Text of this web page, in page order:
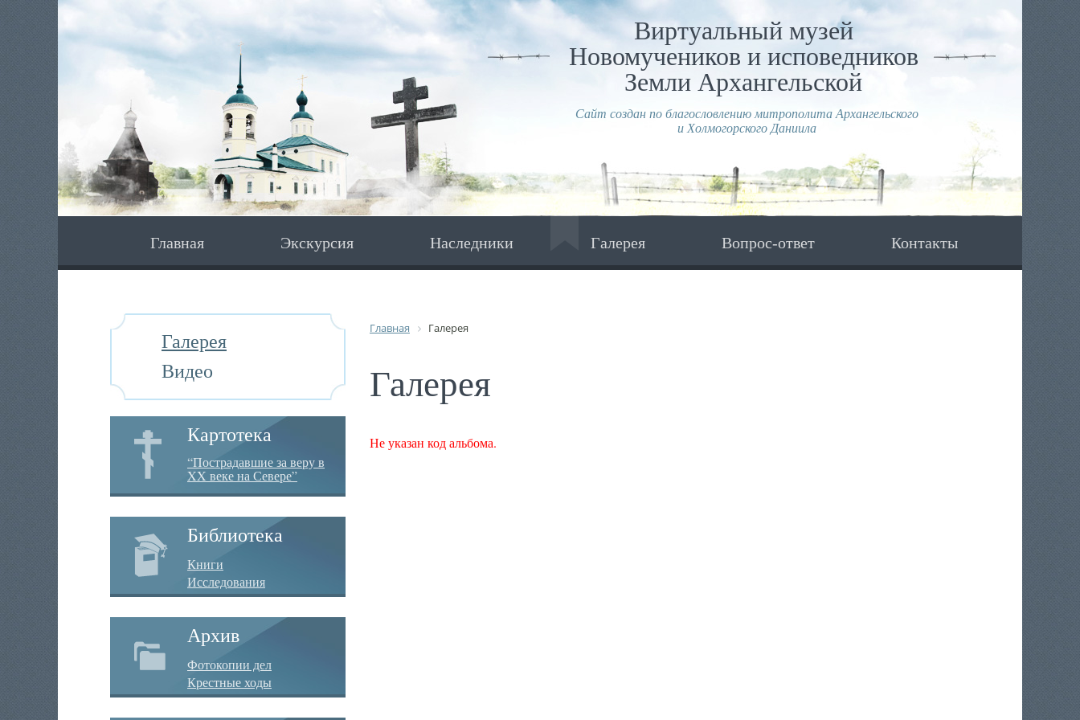
Виртуальный музей
Новомучеников и исповедников
Земли Архангельской
Сайт создан по благословлению митрополита Архангельского
и Холмогорского Даниила
Главная Экскурсия Наследники Галерея Вопрос-ответ Контакты
Галерея
Видео
Картотека
“Пострадавшие за веру в
XX веке на Севере”
Библиотека
Книги
Исследования
Архив
Фотокопии дел
Крестные ходы
Главная Галерея
Галерея
Не указан код альбома.